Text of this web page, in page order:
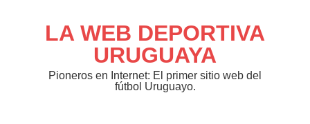
contenidoLA WEB DEPORTIVA
URUGUAYA
Pioneros en Internet: El primer sitio web del
fútbol Uruguayo.